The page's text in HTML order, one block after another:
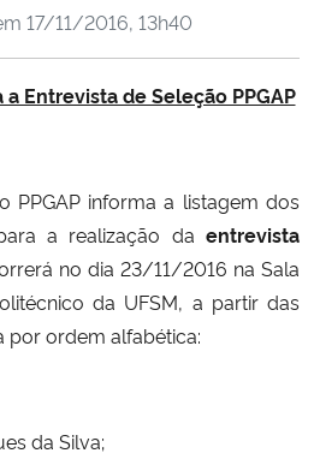
Inovações e Comunicações
17/11/2016, 13h40
Entrevista de Seleção PPGAP
PPGAP informa a listagem dos
a realização da entrevista
no dia 23/11/2016 na Sala
da UFSM, a partir das
por ordem alfabética:
da Silva;